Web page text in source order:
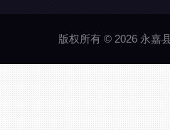
版权所有 © 2026 永嘉